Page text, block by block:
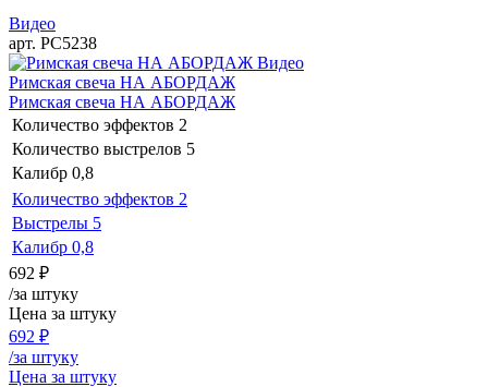
Видео
арт. РС5238
Видео
Римская свеча НА АБОРДАЖ
Римская свеча НА АБОРДАЖ
Количество эффектов 2
Количество выстрелов 5
Калибр 0,8
Количество эффектов 2
Выстрелы 5
Калибр 0,8
692 ₽
/за штуку
Цена за штуку
692 ₽
/за штуку
Цена за штуку